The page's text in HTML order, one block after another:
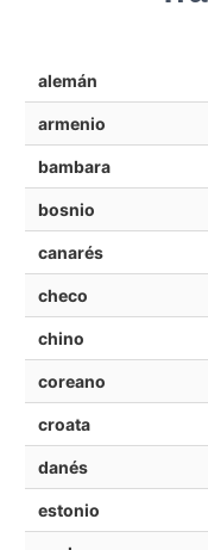
alemán
armenio
bambara
bosnio
canarés
checo
chino
coreano
croata
danés
estonio